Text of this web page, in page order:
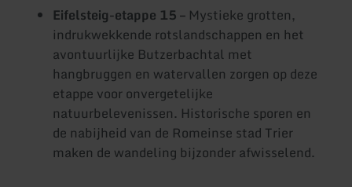
Eifelsteig-etappe 15 – Mystieke grotten,
indrukwekkende rotslandschappen en het
avontuurlijke Butzerbachtal met
hangbruggen en watervallen zorgen op deze
etappe voor onvergetelijke
natuurbelevenissen. Historische sporen en
de nabijheid van de Romeinse stad Trier
maken de wandeling bijzonder afwisselend.